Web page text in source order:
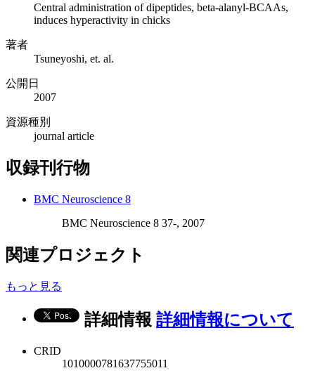
Central administration of dipeptides, beta-alanyl-BCAAs,
induces hyperactivity in chicks
著者
Tsuneyoshi, et. al.
公開日
2007
資源種別
journal article
収録刊行物
BMC Neuroscience 8
BMC Neuroscience 8 37-, 2007
関連プロジェクト
もっと見る
詳細情報 詳細情報について
CRID
1010000781637755011